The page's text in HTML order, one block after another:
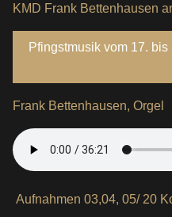
KMD Frank Bettenhausen
Pfingstmusik vom 17.
Frank Bettenhausen, Orgel
Aufnahmen 03,04, 05/ 20